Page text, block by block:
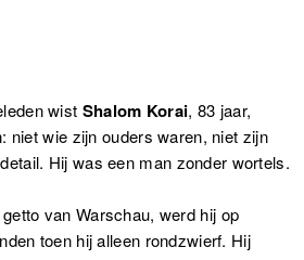
wist Shalom Korai, 83 jaar,
niet wie zijn ouders waren, niet zijn
Hij was een man zonder wortels.
van Warschau, werd hij op
toen hij alleen rondzwierf. Hij